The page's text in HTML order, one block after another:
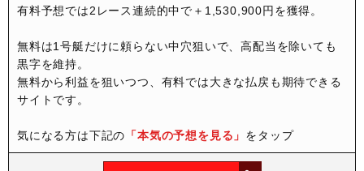
有料予想では2レース連続的中で＋1,530,900円を獲得。
無料は1号艇だけに頼らない中穴狙いで、高配当を除いても
黒字を維持。
無料から利益を狙いつつ、有料では大きな払戻も期待できる
サイトです。
気になる方は下記の 「本気の予想を見る」 をタップ